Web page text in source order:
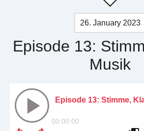
26. January 2023
Episode 13:
Musik
Episode 13: Stimme,
00:00:00